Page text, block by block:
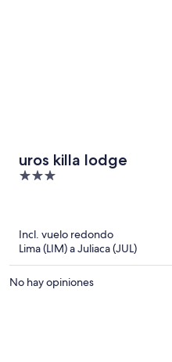
uros killa lodge
3
Incl. vuelo redondo
Lima (LIM) a Juliaca (JUL)
No hay opiniones